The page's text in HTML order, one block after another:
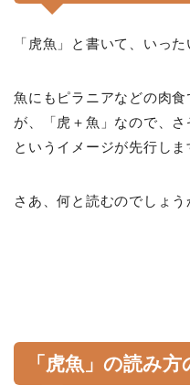
「虎魚」と書いて、いっ
魚にもピラニアなどの肉
が、「虎＋魚」なので、さ
というイメージが先行しま
さあ、何と読むのでしょう
「虎魚」の読み